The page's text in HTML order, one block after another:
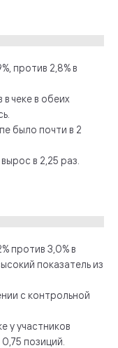
против 2,8% в
чеке в обеих
было почти в 2
в 2,25 раз.
против 3,0% в
показатель из
с контрольной
у участников
позиций.